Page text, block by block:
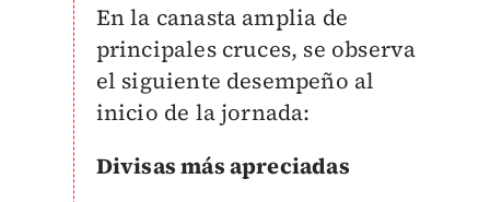
En la canasta amplia de
principales cruces, se observa
el siguiente desempeño al
inicio de la jornada:
Divisas más apreciadas